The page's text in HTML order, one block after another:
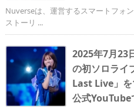
Nuverseは、運営するスマートフォ
ストーリ ...
2025年7⽉23
の初ソロラ
Last Live」
公式YouTube